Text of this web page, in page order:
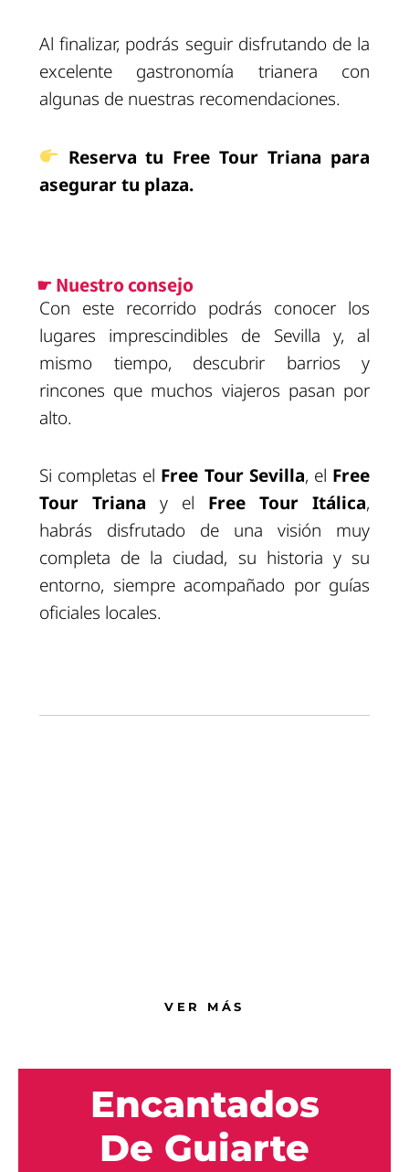
Al finalizar, podrás seguir disfrutando de la
excelente gastronomía trianera con
algunas de nuestras recomendaciones.
Reserva tu Free Tour Triana para
asegurar tu plaza.
☛ Nuestro consejo
Con este recorrido podrás conocer los
lugares imprescindibles de Sevilla y, al
mismo tiempo, descubrir barrios y
rincones que muchos viajeros pasan por
alto.
Si completas el Free Tour Sevilla, el Free
Tour Triana y el Free Tour Itálica,
habrás disfrutado de una visión muy
completa de la ciudad, su historia y su
entorno, siempre acompañado por guías
oficiales locales.
VER MÁS
Encantados
De Guiarte